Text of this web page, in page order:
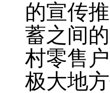
的宣传
蓄之间
村零售
极大地